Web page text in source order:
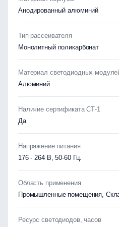
Анодированный алюминий
Тип рассеивателя
Монолитный поликарбонат
Материал светодиодных
Алюминий
Наличие сертификата СТ-1
Да
Напряжение питания
176 - 264 В, 50-60 Гц.
Область применения
Промышленные помещения,
Ресурс светодиодов, часов